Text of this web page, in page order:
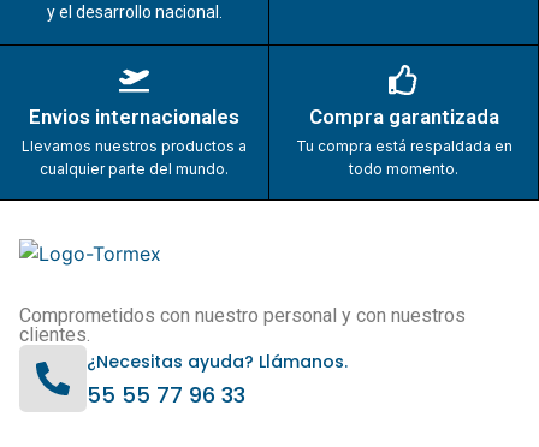
y el desarrollo nacional.
Envios internacionales
Llevamos nuestros productos a
cualquier parte del mundo.
Compra garantizada
Tu compra está respaldada en
todo momento.
Comprometidos con nuestro personal y con nuestros
clientes.
¿Necesitas ayuda? Llámanos.
55 55 77 96 33